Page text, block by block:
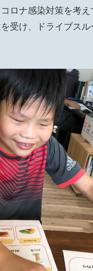
ロナ感染対策を考え
受け、ドライブスル